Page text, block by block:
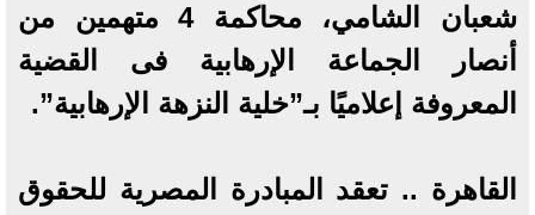
شعبان الشامي، محاكمة 4 متهمين من
أنصار الجماعة الإرهابية فى القضية
المعروفة إعلاميًا بـ”خلية النزهة الإرهابية”.
القاهرة .. تعقد المبادرة المصرية للحقوق